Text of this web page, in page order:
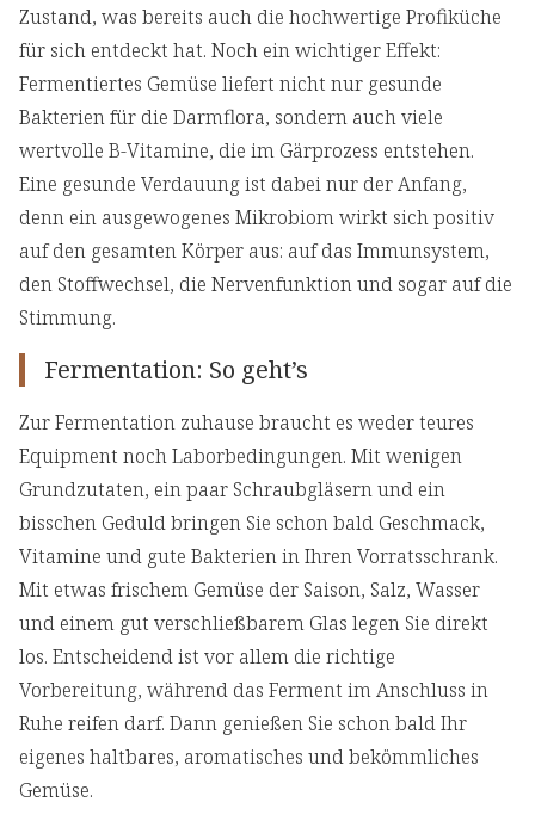
Zustand, was bereits auch die hochwertige Profiküche
für sich entdeckt hat. Noch ein wichtiger Effekt:
Fermentiertes Gemüse liefert nicht nur gesunde
Bakterien für die Darmflora, sondern auch viele
wertvolle B-Vitamine, die im Gärprozess entstehen.
Eine gesunde Verdauung ist dabei nur der Anfang,
denn ein ausgewogenes Mikrobiom wirkt sich positiv
auf den gesamten Körper aus: auf das Immunsystem,
den Stoffwechsel, die Nervenfunktion und sogar auf die
Stimmung.
Fermentation: So geht’s
Zur Fermentation zuhause braucht es weder teures
Equipment noch Laborbedingungen. Mit wenigen
Grundzutaten, ein paar Schraubgläsern und ein
bisschen Geduld bringen Sie schon bald Geschmack,
Vitamine und gute Bakterien in Ihren Vorratsschrank.
Mit etwas frischem Gemüse der Saison, Salz, Wasser
und einem gut verschließbarem Glas legen Sie direkt
los. Entscheidend ist vor allem die richtige
Vorbereitung, während das Ferment im Anschluss in
Ruhe reifen darf. Dann genießen Sie schon bald Ihr
eigenes haltbares, aromatisches und bekömmliches
Gemüse.